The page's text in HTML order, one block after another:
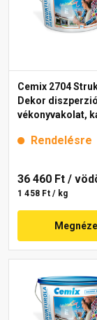
Cemix 2704
Dekor
vékonyvakolat,
Rendelésre
36 460 Ft /
1 458 Ft / kg